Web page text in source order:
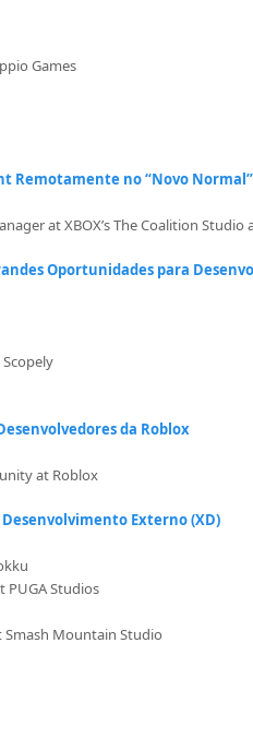
Games
Remotamente no “Novo Normal”
at XBOX’s The Coalition
Oportunidades para
da Roblox
at Roblox
Externo (XD)
PUGA Studios
Smash Mountain Studio